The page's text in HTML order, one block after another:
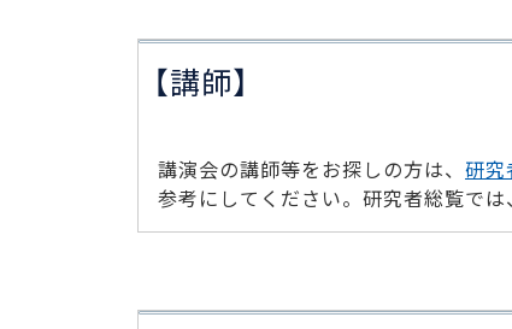
【講師】
講演会の講師等をお探しの方は、 研究
参考にしてください。研究者総覧では